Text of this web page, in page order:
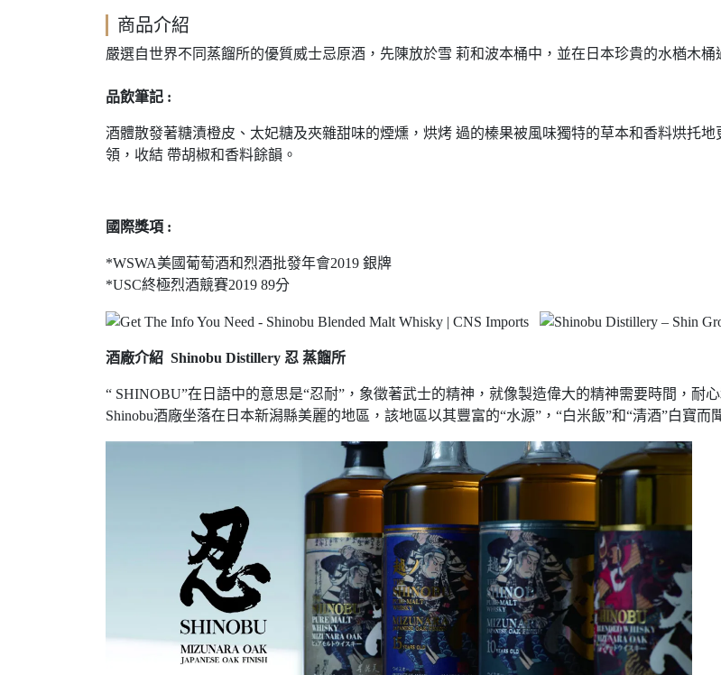
商品介紹
嚴選自世界不同蒸餾所的優質威士忌原酒，先陳放於雪 莉和波本桶中，並在日本珍貴的水楢木桶
品飲筆記 :
酒體散發著糖漬橙皮、太妃糖及夾雜甜味的煙燻，烘烤 過的榛果被風味獨特的草本和香料烘托
領，收結 帶胡椒和香料餘韻。
國際獎項 :
*WSWA美國葡萄酒和烈酒批發年會2019 銀牌
*USC終極烈酒競賽2019 89分
酒廠介紹 Shinobu Distillery 忍 蒸餾所
“ SHINOBU”在日語中的意思是“忍耐”，象徵著武士的精神，就像製造偉大的精神需要時間，耐心
Shinobu酒廠坐落在日本新潟縣美麗的地區，該地區以其豐富的“水源”，“白米飯”和“清酒”白寶而